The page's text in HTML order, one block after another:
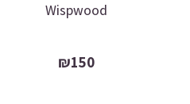
Wispwood
₪150